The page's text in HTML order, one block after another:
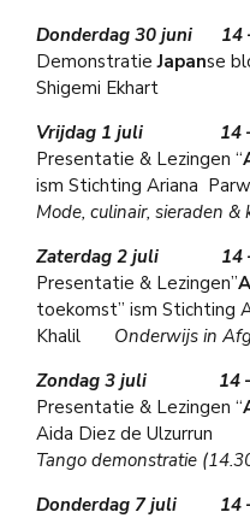
Donderdag 30 juni 14
Demonstratie Japanse
Shigemi Ekhart
Vrijdag 1 juli 14 –
Presentatie & Lezingen “
ism Stichting Ariana
Mode, culinair, sieraden &
Zaterdag 2 juli 14
Presentatie & Lezingen”
toekomst” ism Stichting
Khalil Onderwijs in
Zondag 3 juli 14
Presentatie & Lezingen “
Aida Diez de Ulzurrun
Tango demonstratie
Donderdag 7 juli 14